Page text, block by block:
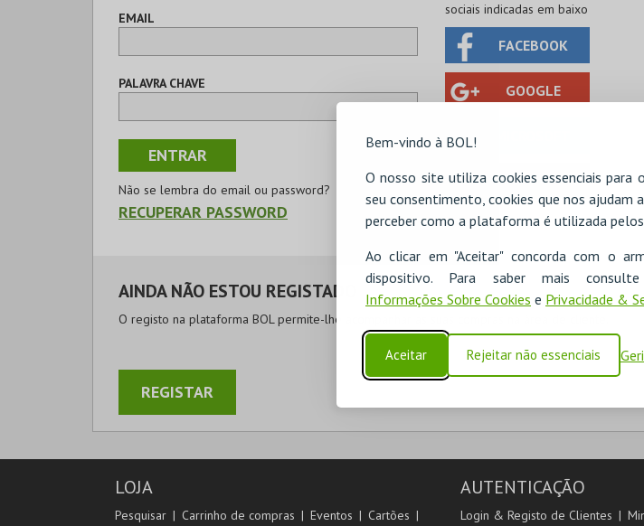
Bem-vindo à BOL!
O nosso site utiliza cookies essenciais
seu consentimento, cookies que nos ajudam
perceber como a plataforma é utilizada
Ao clicar em "Aceitar" concorda com o
dispositivo. Para saber mais
Informações Sobre Cookies e Privacidade &
Aceitar Rejeitar não essenciais
EMAIL
PALAVRA CHAVE
Não se lembra do email ou password?
RECUPERAR PASSWORD
sociais indicadas em baixo
FACEBOOK
GOOGLE
Iniciar sessão com a Apple
AINDA NÃO ESTOU REGISTADO
O registo na plataforma BOL permite-lhe acompanhar as suas compras na área de cliente.
REGISTAR
LOJA
Pesquisar Carrinho de compras Eventos
Cartões
AUTENTICAÇÃO
Login & Registo de Clientes